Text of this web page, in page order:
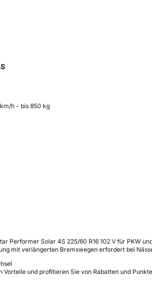
h - bis 850 kg
Performer Solar 4S 225/60 R16 102 V für PKW
mit verlängerten Bremswegen erfordert bei
Vorteile und profitieren Sie von Rabatten und